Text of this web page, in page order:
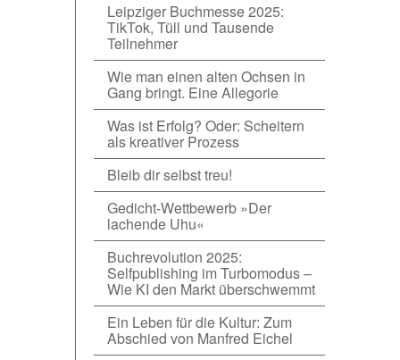
Leipziger Buchmesse 2025:
TikTok, Tüll und Tausende
Teilnehmer
Wie man einen alten Ochsen in
Gang bringt. Eine Allegorie
Was ist Erfolg? Oder: Scheitern
als kreativer Prozess
Bleib dir selbst treu!
Gedicht-Wettbewerb »Der
lachende Uhu«
Buchrevolution 2025:
Selfpublishing im Turbomodus –
Wie KI den Markt überschwemmt
Ein Leben für die Kultur: Zum
Abschied von Manfred Eichel